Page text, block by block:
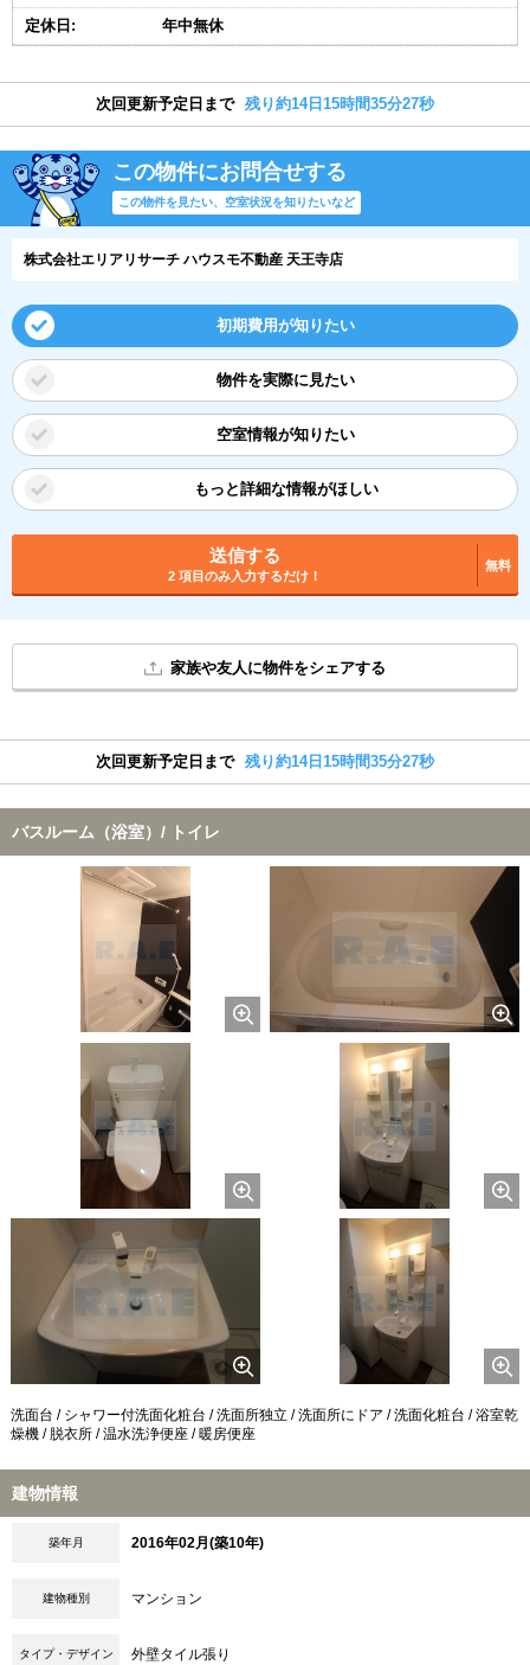
定休日: 年中無休
次回更新予定日まで 残り約14日15時間35分26秒
この物件にお問合せする
この物件を見たい、空室状況を知りたいなど
株式会社エリアリサーチ ハウスモ不動産 天王寺店
初期費用が知りたい
物件を実際に見たい
空室情報が知りたい
もっと詳細な情報がほしい
送信する
2 項目のみ入力するだけ！
無料
家族や友人に物件をシェアする
次回更新予定日まで 残り約14日15時間35分26秒
バスルーム（浴室）/ トイレ
洗面台 / シャワー付洗面化粧台 / 洗面所独立 / 洗面所にドア / 洗面化粧台 / 浴室乾
燥機 / 脱衣所 / 温水洗浄便座 / 暖房便座
建物情報
築年月 2016年02月(築10年)
建物種別 マンション
タイプ・デザイン 外壁タイル張り